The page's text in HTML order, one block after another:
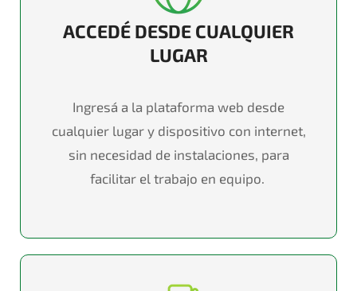
ACCEDÉ DESDE CUALQUIER
LUGAR
Ingresá a la plataforma web desde
cualquier lugar y dispositivo con internet,
sin necesidad de instalaciones, para
facilitar el trabajo en equipo.